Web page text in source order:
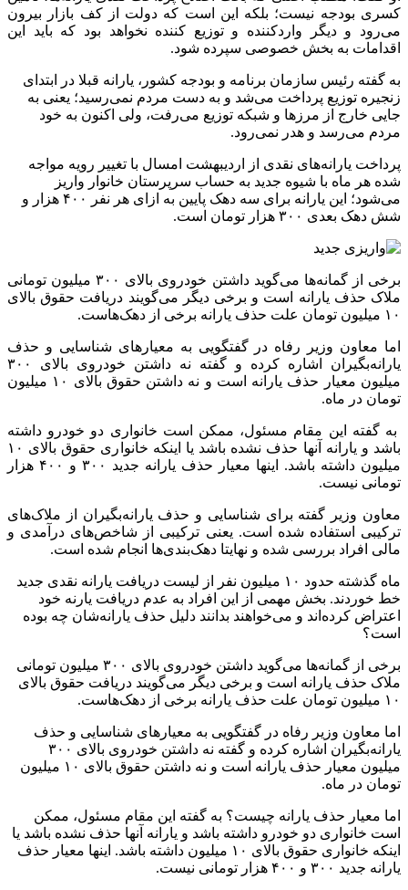
کسری بودجه نیست؛ بلکه این است که دولت از کف بازار بیرون
می‌رود و دیگر واردکننده و توزیع کننده نخواهد بود که باید این
اقدامات به بخش خصوصی سپرده شود.
به گفته رئیس سازمان برنامه و بودجه کشور، یارانه قبلا در ابتدای
زنجیره توزیع پرداخت می‌شد و به دست مردم نمی‌رسید؛ یعنی به
جایی خارج از مرز‌ها و شبکه توزیع می‌رفت، ولی اکنون به خود
مردم می‌رسد و هدر نمی‌رود.
پرداخت یارانه‌های نقدی از اردیبهشت امسال با تغییر رویه مواجه
شده هر ماه با شیوه جدید به حساب سرپرستان خانوار واریز
می‌شود؛ این یارانه برای سه دهک پایین به ازای هر نفر ۴۰۰ هزار و
شش دهک بعدی ۳۰۰ هزار تومان است.
برخی از گمانه‌ها می‌گوید داشتن خودروی بالای ۳۰۰ میلیون تومانی
ملاک حذف یارانه است و برخی دیگر می‌گویند دریافت حقوق بالای
۱۰ میلیون تومان علت حذف یارانه برخی از دهک‌هاست.
اما معاون وزیر رفاه در گفتگویی به معیارهای شناسایی و حذف
یارانه‌بگیران اشاره کرده و گفته نه داشتن خودروی بالای ۳۰۰
میلیون معیار حذف یارانه است و نه داشتن حقوق بالای ۱۰ میلیون
تومان در ماه.
به گفته این مقام مسئول، ممکن است خانواری دو خودرو داشته
باشد و یارانه آنها حذف نشده باشد یا اینکه خانواری حقوق بالای ۱۰
میلیون داشته باشد. اینها معیار حذف یارانه جدید ۳۰۰ و ۴۰۰ هزار
تومانی نیست.
معاون وزیر گفته برای شناسایی و حذف یارانه‌بگیران از ملاک‌های
ترکیبی استفاده شده است. یعنی ترکیبی از شاخص‌های درآمدی و
مالی افراد بررسی شده و نهایتا دهک‌بندی‌ها انجام شده است.
ماه گذشته حدود ۱۰ میلیون نفر از لیست دریافت یارانه نقدی جدید
خط خوردند. بخش مهمی از این افراد به عدم دریافت یارنه خود
اعتراض کرده‌اند و می‌خواهند بدانند دلیل حذف یارانه‌شان چه بوده
است؟
برخی از گمانه‌ها می‌گوید داشتن خودروی بالای ۳۰۰ میلیون تومانی
ملاک حذف یارانه است و برخی دیگر می‌گویند دریافت حقوق بالای
۱۰ میلیون تومان علت حذف یارانه برخی از دهک‌هاست.
اما معاون وزیر رفاه در گفتگویی به معیارهای شناسایی و حذف
یارانه‌بگیران اشاره کرده و گفته نه داشتن خودروی بالای ۳۰۰
میلیون معیار حذف یارانه است و نه داشتن حقوق بالای ۱۰ میلیون
تومان در ماه.
اما معیار حذف یارانه چیست؟ به گفته این مقام مسئول، ممکن
است خانواری دو خودرو داشته باشد و یارانه آنها حذف نشده باشد یا
اینکه خانواری حقوق بالای ۱۰ میلیون داشته باشد. اینها معیار حذف
یارانه جدید ۳۰۰ و ۴۰۰ هزار تومانی نیست.